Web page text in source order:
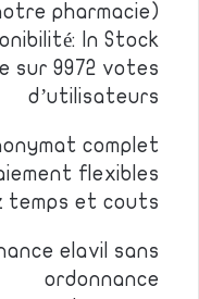
pharmacie)
In Stock!
sur 9972 votes
d’utilisateurs
complet
flexibles
temps et couts
elavil sans
ordonnance